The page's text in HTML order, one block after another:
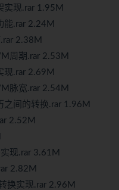
实现.rar 1.95M
能.rar 2.24M
2.38M
周期.rar 2.53M
现.rar 2.69M
脉宽.rar 2.54M
之间的转换.rar 1.96M
2.52M
现.rar 3.61M
2.82M
换实现.rar 2.96M